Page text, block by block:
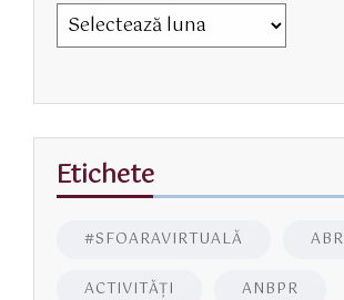
Etichete
#SFOARAVIRTUALĂ ABR
ACTIVITĂŢI ANBPR